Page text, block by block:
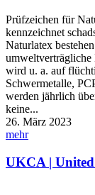
Prüfzeichen für
kennzeichnet
Naturlatex
umweltverträgliche
wird u. a. auf
Schwermetalle,
werden jährlich
keine...
26. März 2023
mehr
UKCA |